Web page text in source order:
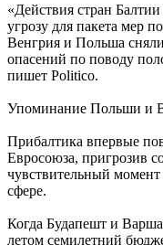
«Действия стран
угрозу для пакета мер
Венгрия и Польша
опасений по поводу
пишет Politico.
Упоминание Польши и
Прибалтика впервые
Евросоюза, пригрозив
чувствительный
сфере.
Когда Будапешт и
летом семилетний